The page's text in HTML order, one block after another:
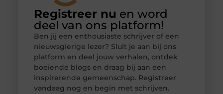
Registreer nu en word
deel van ons platform!
Ben jij een enthousiaste schrijver of een
nieuwsgierige lezer? Sluit je aan bij ons
platform en deel jouw verhalen, ontdek
boeiende blogs en draag bij aan een
inspirerende gemeenschap. Registreer
vandaag nog en begin met schrijven.